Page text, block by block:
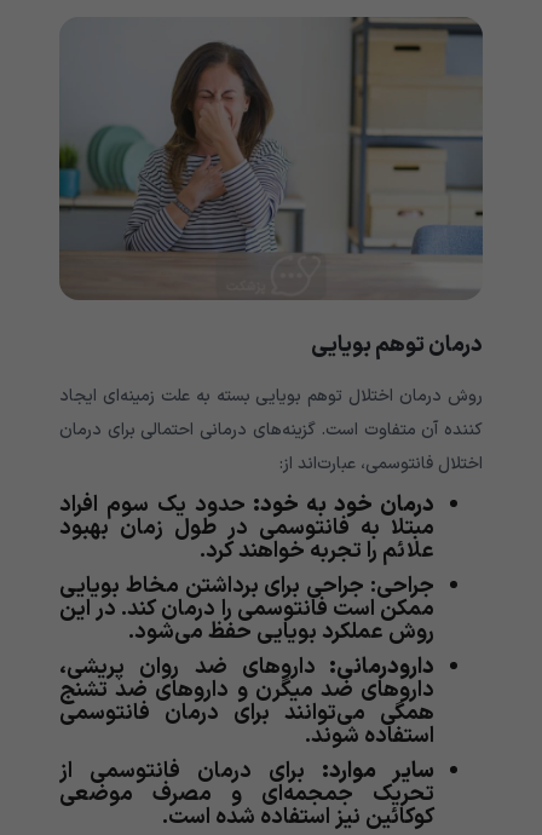
درمان توهم بویایی
روش درمان اختلال توهم بویایی بسته به علت زمینه‌ای ایجاد
کننده آن متفاوت است. گزینه‌های درمانی احتمالی برای درمان
اختلال فانتوسمی، عبارت‌اند از:
درمان خود به خود: حدود یک سوم افراد
مبتلا به فانتوسمی در طول زمان بهبود
علائم را تجربه خواهند کرد.
جراحی: جراحی برای برداشتن مخاط بویایی
ممکن است فانتوسمی را درمان کند. در این
روش عملکرد بویایی حفظ می‌شود.
دارودرمانی: داروهای ضد روان پریشی،
داروهای ضد میگرن و داروهای ضد تشنج
همگی می‌توانند برای درمان فانتوسمی
استفاده شوند.
سایر موارد: برای درمان فانتوسمی از
تحریک جمجمه‌ای و مصرف موضعی
کوکائین نیز استفاده شده است.